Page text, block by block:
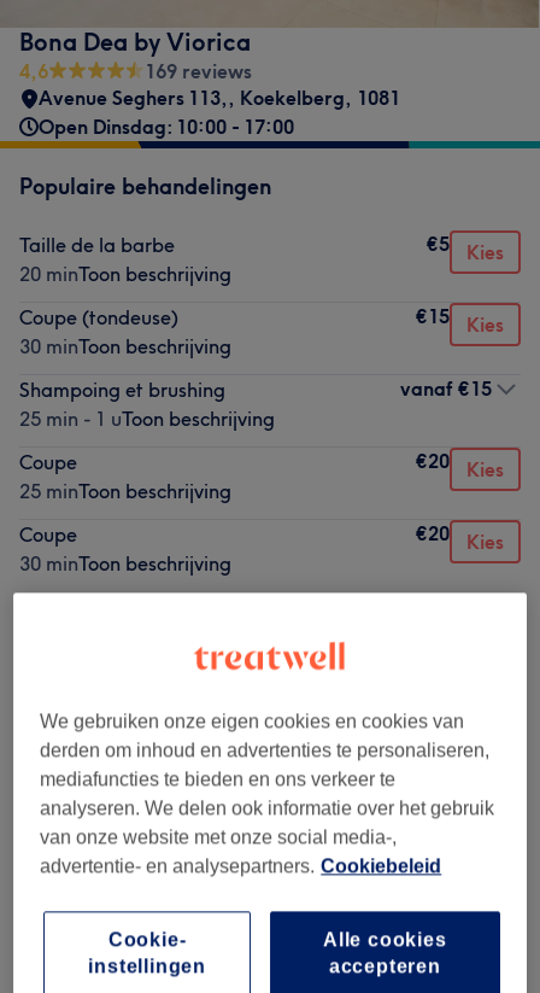
Bona Dea by Viorica
4,6
169 reviews
Avenue Seghers 113,, Koekelberg, 1081
Open Dinsdag: 10:00 - 17:00
Populaire behandelingen
Taille de la barbe
20 minToon beschrijving
€5 Kies
Coupe (tondeuse)
30 minToon beschrijving
€15 Kies
Shampoing et brushing
25 min - 1 uToon beschrijving
vanaf €15
Coupe
25 minToon beschrijving
€20 Kies
Coupe
30 minToon beschrijving
€20 Kies
Femmes - Coupe Et Brushing (4) vanaf €15
Femmes - Coiffure Et Soins ( 7)
Femmes - Coloration (11)
Enfants Et Étudiants - Coupe Et
vanaf €25
We gebruiken onze eigen cookies en cookies van
derden om inhoud en advertenties te personaliseren,
mediafuncties te bieden en ons verkeer te
analyseren. We delen ook informatie over het gebruik
van onze website met onze social media-,
advertentie- en analysepartners. Cookiebeleid
Alle cookies
accepteren
Cookie-
instellingen